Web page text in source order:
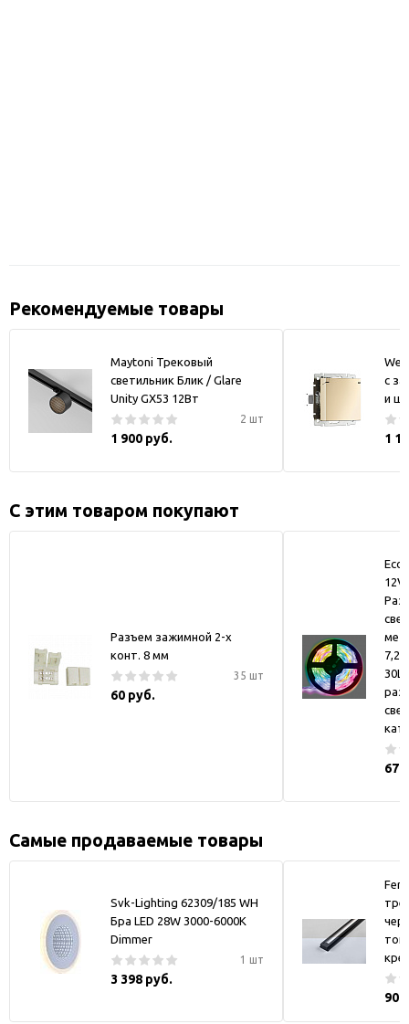
Рекомендуемые товары
Maytoni Трековый
светильник Блик / Glare
Unity GX53 12Вт
2 шт
1 900 руб.
с
и
1
С этим товаром покупают
Разъем зажимной 2-х
конт. 8 мм
35 шт
60 руб.
12V
Самые продаваемые товары
Svk-Lighting 62309/185 WH
Бра LED 28W 3000-6000K
Dimmer
1 шт
3 398 руб.